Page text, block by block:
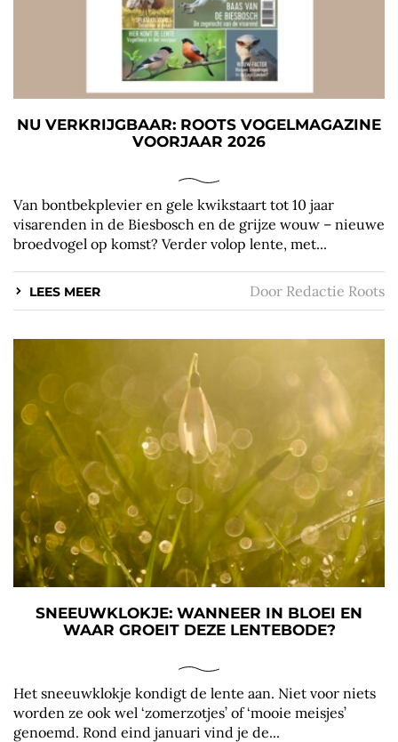
NU VERKRIJGBAAR: ROOTS VOGELMAGAZINE
VOORJAAR 2026
Van bontbekplevier en gele kwikstaart tot 10 jaar
visarenden in de Biesbosch en de grijze wouw – nieuwe
broedvogel op komst? Verder volop lente, met...
LEES MEER Door Redactie Roots
SNEEUWKLOKJE: WANNEER IN BLOEI EN
WAAR GROEIT DEZE LENTEBODE?
Het sneeuwklokje kondigt de lente aan. Niet voor niets
worden ze ook wel ‘zomerzotjes’ of ‘mooie meisjes’
genoemd. Rond eind januari vind je de...